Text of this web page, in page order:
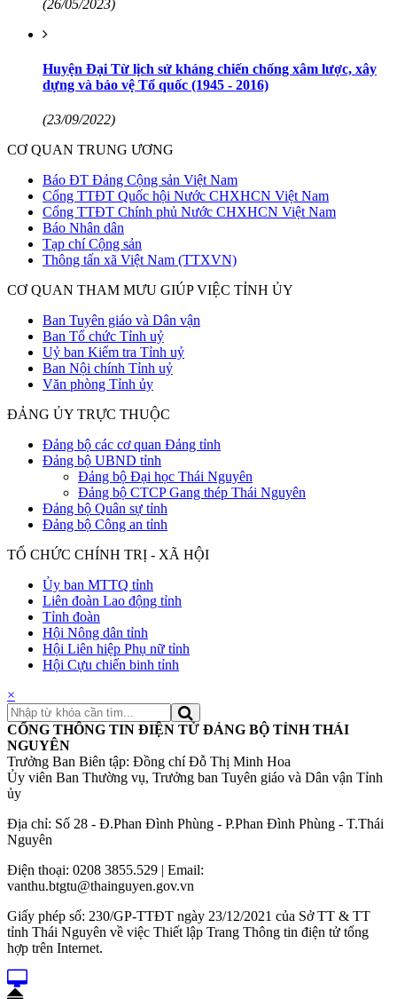
(26/05/2023)
Huyện Đại Từ lịch sử kháng chiến chống xâm lược, xây
dựng và bảo vệ Tổ quốc (1945 - 2016)
(23/09/2022)
CƠ QUAN TRUNG ƯƠNG
Báo ĐT Đảng Cộng sản Việt Nam
Cổng TTĐT Quốc hội Nước CHXHCN Việt Nam
Cổng TTĐT Chính phủ Nước CHXHCN Việt Nam
Báo Nhân dân
Tạp chí Cộng sản
Thông tấn xã Việt Nam (TTXVN)
CƠ QUAN THAM MƯU GIÚP VIỆC TỈNH ỦY
Ban Tuyên giáo và Dân vận
Ban Tổ chức Tỉnh uỷ
Uỷ ban Kiểm tra Tỉnh uỷ
Ban Nội chính Tỉnh uỷ
Văn phòng Tỉnh ủy
ĐẢNG ỦY TRỰC THUỘC
Đảng bộ các cơ quan Đảng tỉnh
Đảng bộ UBND tỉnh
Đảng bộ Đại học Thái Nguyên
Đảng bộ CTCP Gang thép Thái Nguyên
Đảng bộ Quân sự tỉnh
Đảng bộ Công an tỉnh
TỔ CHỨC CHÍNH TRỊ - XÃ HỘI
Ủy ban MTTQ tỉnh
Liên đoàn Lao động tỉnh
Tỉnh đoàn
Hội Nông dân tỉnh
Hội Liên hiệp Phụ nữ tỉnh
Hội Cựu chiến binh tỉnh
×
CỔNG THÔNG TIN ĐIỆN TỬ ĐẢNG BỘ TỈNH THÁI
NGUYÊN
Trưởng Ban Biên tập: Đồng chí Đỗ Thị Minh Hoa
Ủy viên Ban Thường vụ, Trưởng ban Tuyên giáo và Dân vận Tỉnh
ủy
Địa chỉ: Số 28 - Đ.Phan Đình Phùng - P.Phan Đình Phùng - T.Thái
Nguyên
Điện thoại: 0208 3855.529 | Email:
vanthu.btgtu@thainguyen.gov.vn
Giấy phép số: 230/GP-TTĐT ngày 23/12/2021 của Sở TT & TT
tỉnh Thái Nguyên về việc Thiết lập Trang Thông tin điện tử tổng
hợp trên Internet.